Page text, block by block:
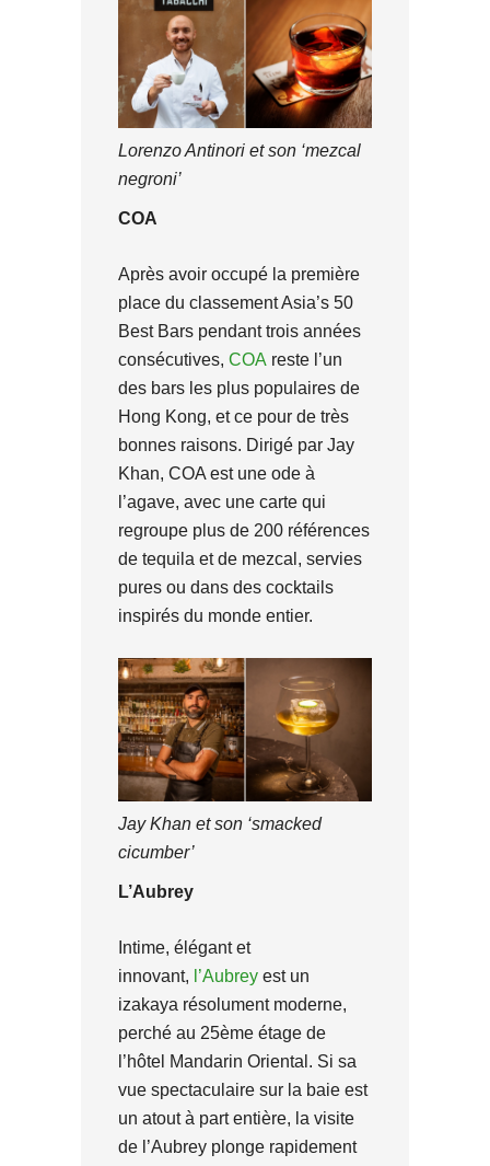
Lorenzo Antinori et son ‘mezcal
negroni’
COA
Après avoir occupé la première
place du classement Asia’s 50
Best Bars pendant trois années
consécutives, COA reste l’un
des bars les plus populaires de
Hong Kong, et ce pour de très
bonnes raisons. Dirigé par Jay
Khan, COA est une ode à
l’agave, avec une carte qui
regroupe plus de 200 références
de tequila et de mezcal, servies
pures ou dans des cocktails
inspirés du monde entier.
Jay Khan et son ‘smacked
cicumber’
L’Aubrey
Intime, élégant et
innovant, l’Aubrey est un
izakaya résolument moderne,
perché au 25ème étage de
l’hôtel Mandarin Oriental. Si sa
vue spectaculaire sur la baie est
un atout à part entière, la visite
de l’Aubrey plonge rapidement